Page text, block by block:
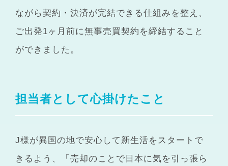
ながら契約・決済が完結できる仕組みを整え、
ご出発1ヶ月前に無事売買契約を締結すること
ができました。
担当者として心掛けたこと
J様が異国の地で安心して新生活をスタートで
きるよう、「売却のことで日本に気を引っ張ら